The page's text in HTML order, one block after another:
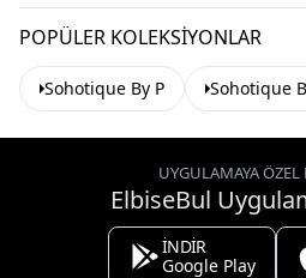
POPÜLER KOLEKSIYONLAR
Sohotique By P Sohotique
UYGULAMAYA ÖZEL
ElbiseBul
İNDİR
Google Play